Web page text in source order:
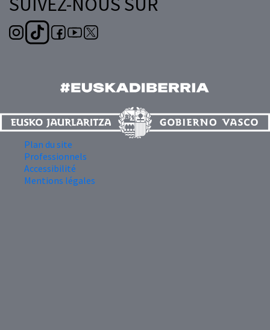
Plan du site
Professionnels
Accessibilité
Mentions légales